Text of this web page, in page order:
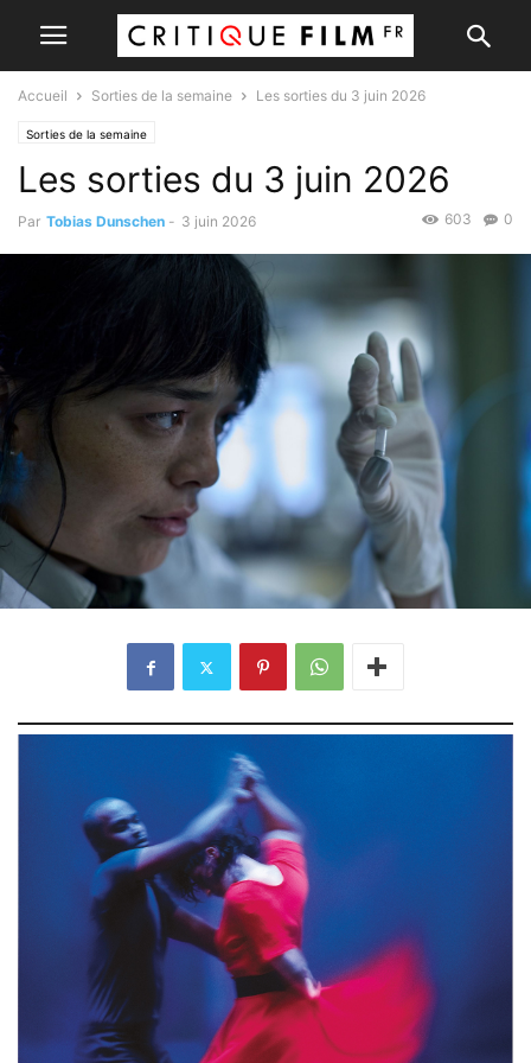
Accueil Sorties de la semaine Les sorties du 3 juin 2026
Sorties de la semaine
Les sorties du 3 juin 2026
Par Tobias Dunschen - 3 juin 2026 0
603